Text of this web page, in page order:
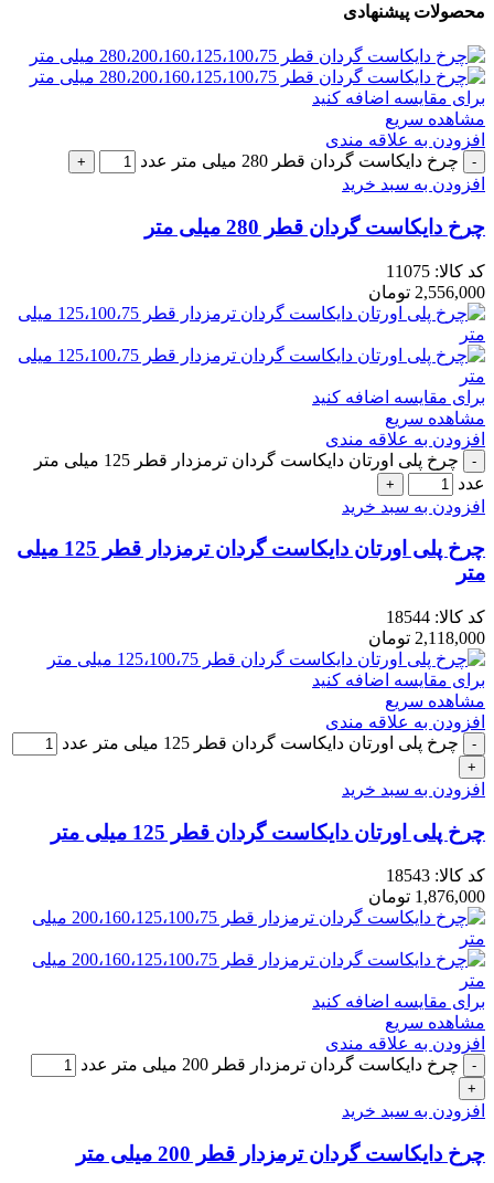
محصولات پیشنهادی
برای مقایسه اضافه کنید
مشاهده سریع
افزودن به علاقه مندی
چرخ دایکاست گردان قطر 280 میلی متر عدد
افزودن به سبد خرید
چرخ دایکاست گردان قطر 280 میلی متر
کد کالا: 11075
2,556,000 تومان
برای مقایسه اضافه کنید
مشاهده سریع
افزودن به علاقه مندی
چرخ پلی اورتان دایکاست گردان ترمزدار قطر 125 میلی متر
عدد
افزودن به سبد خرید
چرخ پلی اورتان دایکاست گردان ترمزدار قطر 125 میلی
متر
کد کالا: 18544
2,118,000 تومان
برای مقایسه اضافه کنید
مشاهده سریع
افزودن به علاقه مندی
چرخ پلی اورتان دایکاست گردان قطر 125 میلی متر عدد
افزودن به سبد خرید
چرخ پلی اورتان دایکاست گردان قطر 125 میلی متر
کد کالا: 18543
1,876,000 تومان
برای مقایسه اضافه کنید
مشاهده سریع
افزودن به علاقه مندی
چرخ دایکاست گردان ترمزدار قطر 200 میلی متر عدد
افزودن به سبد خرید
چرخ دایکاست گردان ترمزدار قطر 200 میلی متر